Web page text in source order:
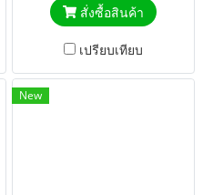
สั่งซื้อสินค้า
เปรียบเทียบ
New